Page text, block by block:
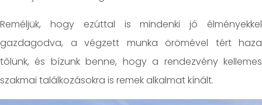
Reméljük, hogy ezúttal is mindenki jó élményekkel
gazdagodva, a végzett munka örömével tért haza
tőlünk, és bízunk benne, hogy a rendezvény kellemes
szakmai találkozásokra is remek alkalmat kínált.